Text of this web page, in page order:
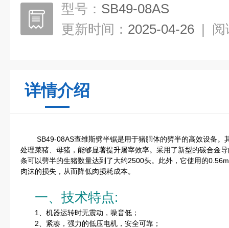
型号： SB49-08AS
更新时间： 2025-04-26 | 阅
详情介绍
SB49-08AS查维斯劈半锯是用于猪胴体的劈半的高效设备。
处理菜猪、母猪，能够显著提升屠宰效率。采用了新型的碳合金
条可以劈半的生猪数量达到了大约2500头。此外，它使用的
肉沫的损失，从而降低肉损耗成本。
一、技术特点:
1、机器运转时无震动，噪音低；
2、紧凑，强力的低压电机，安全可靠；